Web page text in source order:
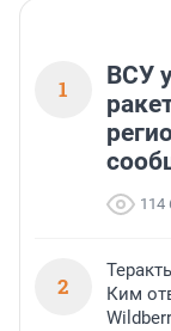
1
ВСУ
114
2
Ким